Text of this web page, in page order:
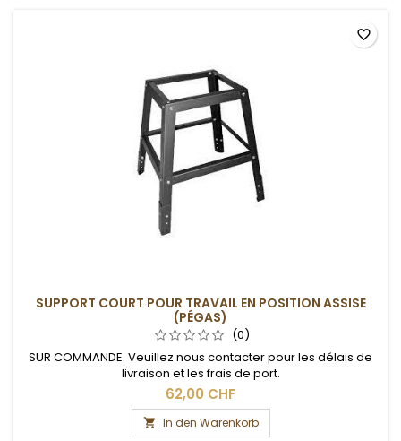
SUPPORT COURT POUR TRAVAIL EN POSITION ASSISE
(PÉGAS)
(0)
SUR COMMANDE. Veuillez nous contacter pour les délais de
livraison et les frais de port.
62,00 CHF
 In den Warenkorb
favorite_border